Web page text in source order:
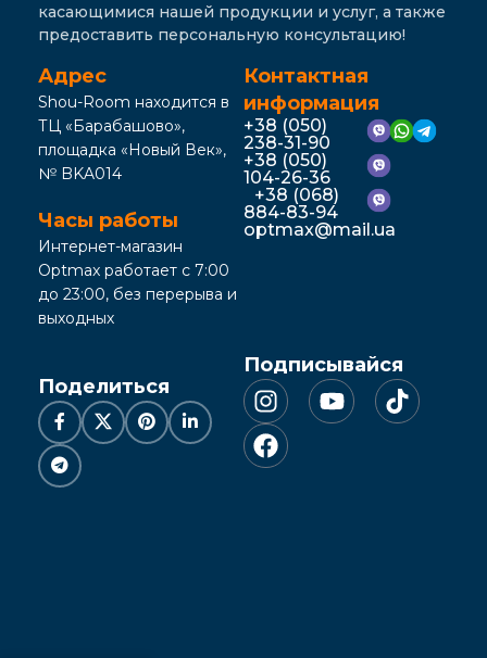
касающимися нашей продукции и услуг, а также
предоставить персональную консультацию!
Адрес
Shou-Room находится в
ТЦ «Барабашово»,
площадка «Новый Век»,
№ BKA014
Часы работы
Интернет-магазин
Optmax работает с 7:00
до 23:00, без перерыва и
выходных
Контактная
информация
+38 (050)
238-31-90
+38 (050)
104-26-36
+38 (068)
884-83-94
optmax@mail.ua
Поделиться
Подписывайся